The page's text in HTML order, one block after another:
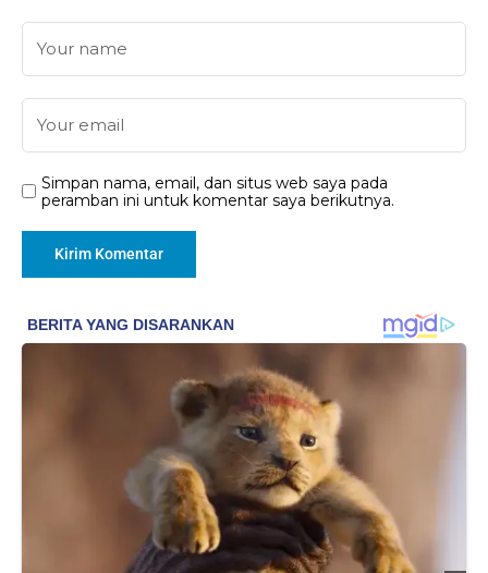
Simpan nama, email, dan situs web saya pada
peramban ini untuk komentar saya berikutnya.